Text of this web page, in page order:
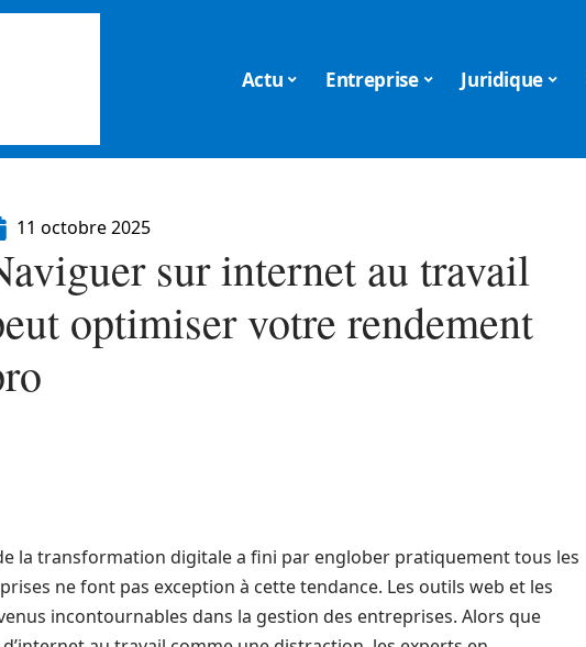
Actu Entreprise Juridique
11 octobre 2025
sur internet au travail
optimiser votre rendement
la transformation digitale a fini par englober pratiquement tous les
ne font pas exception à cette tendance. Les outils web et les
incontournables dans la gestion des entreprises. Alors que